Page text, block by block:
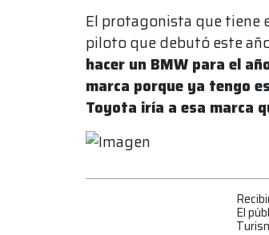
El protagonista que tiene
piloto que debutó este
hacer un BMW para el
marca porque ya tengo
Toyota iría a esa marca
El